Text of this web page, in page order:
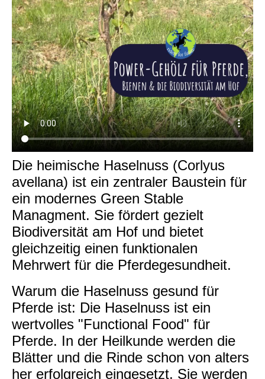
Die heimische Haselnuss (Corlyus
avellana) ist ein zentraler Baustein für
ein modernes Green Stable
Managment. Sie fördert gezielt
Biodiversität am Hof und bietet
gleichzeitig einen funktionalen
Mehrwert für die Pferdegesundheit.
Warum die Haselnuss gesund für
Pferde ist: Die Haselnuss ist ein
wertvolles "Functional Food" für
Pferde. In der Heilkunde werden die
Blätter und die Rinde schon von alters
her erfolgreich eingesetzt. Sie werden